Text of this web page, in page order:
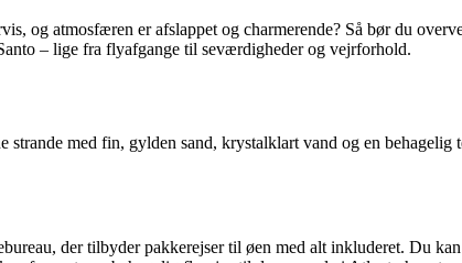
og atmosfæren er afslappet og charmerende? Så bør du
– lige fra flyafgange til seværdigheder og vejrforhold.
med fin, gylden sand, krystalklart vand og en behagelig
der tilbyder pakkerejser til øen med alt inkluderet. Du